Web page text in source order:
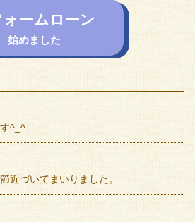
ォームローン
始めました
^_^
近づいてまいりました。